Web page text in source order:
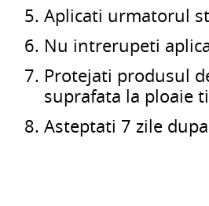
Aplicati urmatorul
Nu intrerupeti
Protejati produsul
suprafata la ploaie
Asteptati 7 zile